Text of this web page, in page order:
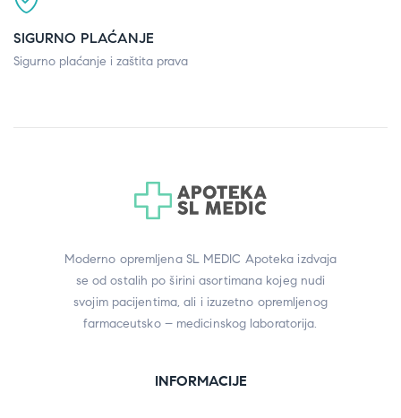
SIGURNO PLAĆANJE
Sigurno plaćanje i zaštita prava
Moderno opremljena SL MEDIC Apoteka izdvaja
se od ostalih po širini asortimana kojeg nudi
svojim pacijentima, ali i izuzetno opremljenog
farmaceutsko – medicinskog laboratorija.
INFORMACIJE